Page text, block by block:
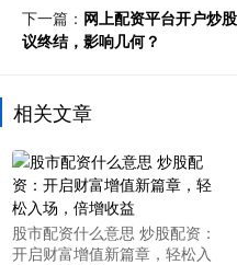
下一篇： 网上配资平台开户炒
议终结，影响几何？
相关文章
股市配资什么意思 炒股配资：
开启财富增值新篇章，轻松入